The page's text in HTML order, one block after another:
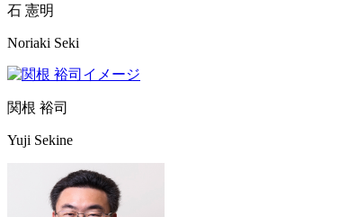
石 憲明
Noriaki Seki
関根 裕司
Yuji Sekine